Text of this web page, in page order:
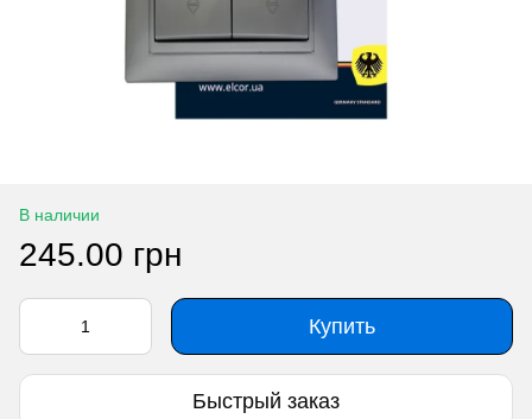
В наличии
245.00 грн
Купить
Быстрый заказ